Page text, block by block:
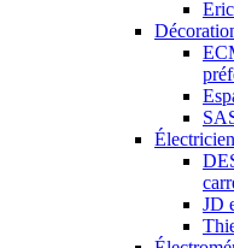
Électricien
JD